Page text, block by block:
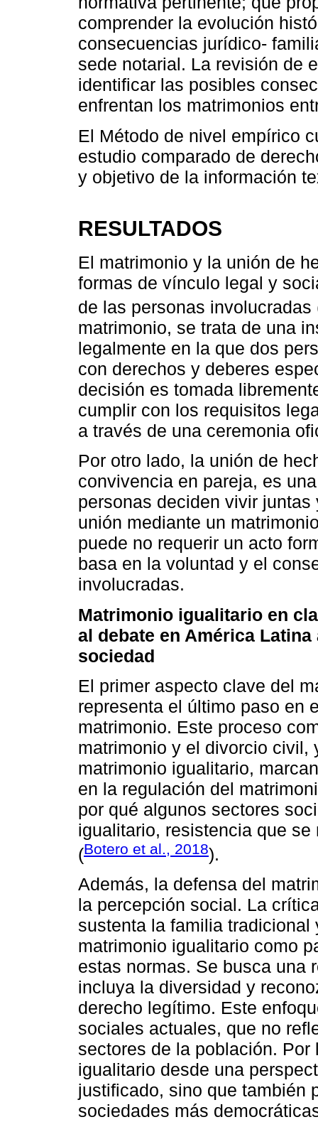
comprender la evolución
consecuencias jurídico-
sede notarial. La revisión de
identificar las posibles
enfrentan los matrimonios
El Método de nivel empírico
estudio comparado de
y objetivo de la información
RESULTADOS
El matrimonio y la unión de
formas de vínculo legal y
de las personas involucradas
matrimonio, se trata de una
legalmente en la que dos
con derechos y deberes
decisión es tomada
cumplir con los requisitos
a través de una ceremonia
Por otro lado, la unión de
convivencia en pareja, es
personas deciden vivir
unión mediante un
puede no requerir un acto
basa en la voluntad y el
involucradas.
Matrimonio igualitario en
al debate en América
sociedad
El primer aspecto clave del
representa el último paso en
matrimonio. Este proceso
matrimonio y el divorcio civil,
matrimonio igualitario,
en la regulación del
por qué algunos sectores
igualitario, resistencia que
(Botero et al., 2018).
Además, la defensa del
la percepción social. La
sustenta la familia
matrimonio igualitario como
estas normas. Se busca una
incluya la diversidad y
derecho legítimo. Este
sociales actuales, que no
sectores de la población.
igualitario desde una
justificado, sino que también
sociedades más